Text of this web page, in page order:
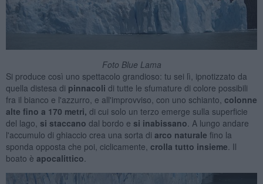
Foto Blue Lama
Si produce così uno spettacolo grandioso: tu sei lì, ipnotizzato da
quella distesa di pinnacoli di tutte le sfumature di colore possibili
fra il bianco e l'azzurro, e all'improvviso, con uno schianto, colonne
alte fino a 170 metri, di cui solo un terzo emerge sulla superficie
del lago, si staccano dal bordo e si inabissano . A lungo andare
l'accumulo di ghiaccio crea una sorta di arco naturale fino la
sponda opposta che poi, ciclicamente, crolla tutto insieme . Il
boato è apocalittico